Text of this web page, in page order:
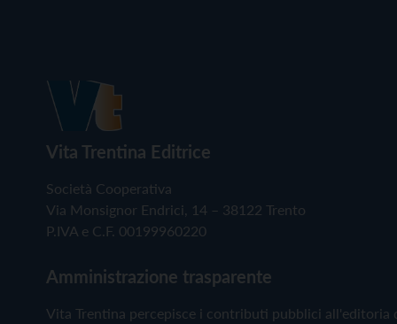
Vita Trentina Editrice
Società Cooperativa
Via Monsignor Endrici, 14 – 38122 Trento
P.IVA e C.F. 00199960220
Amministrazione trasparente
Vita Trentina percepisce i contributi pubblici all'editoria